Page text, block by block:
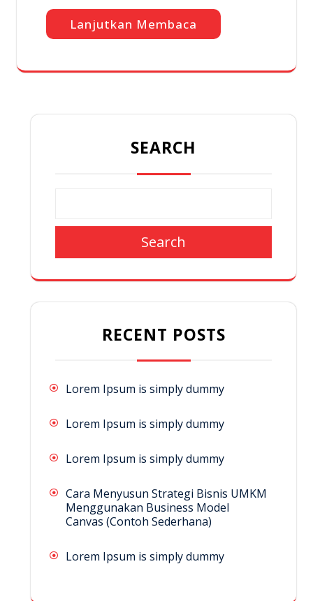
Lanjutkan Membaca
SEARCH
Search
RECENT POSTS
Lorem Ipsum is simply dummy
Lorem Ipsum is simply dummy
Lorem Ipsum is simply dummy
Cara Menyusun Strategi Bisnis UMKM
Menggunakan Business Model
Canvas (Contoh Sederhana)
Lorem Ipsum is simply dummy